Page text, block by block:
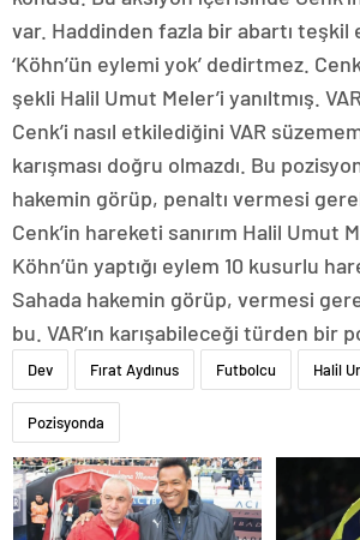
var. Haddinden fazla bir abartı teşkil
‘Köhn’ün eylemi yok’ dedirtmez.
şekli Halil Umut Meler’i yanıltmış.
Cenk’i nasıl etkilediğini VAR
karışması doğru olmazdı. Bu
hakemin görüp, penaltı vermesi
Cenk’in hareketi sanırım Halil Umut
Köhn’ün yaptığı eylem 10 kusurlu
Sahada hakemin görüp, vermesi
bu. VAR’ın karışabileceği türden bir
Dev Fırat Aydınus Futbolcu Halil
Pozisyonda